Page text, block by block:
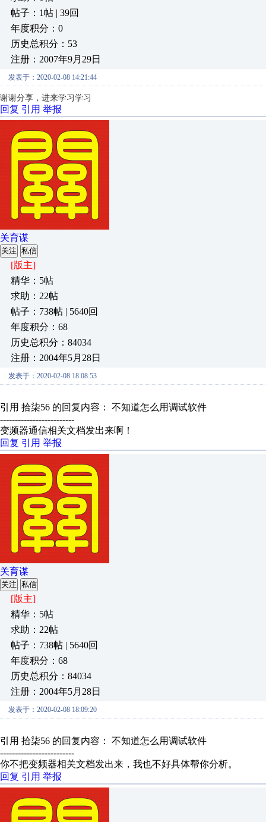
帖子：1帖 | 39回
年度积分：0
历史总积分：53
注册：2007年9月29日
发表于：2020-02-08 14:21:44
谢谢分享，进来学习学习
回复 引用 举报
关育谋
关注 私信
[版主]
精华：5帖
求助：22帖
帖子：738帖 | 5640回
年度积分：68
历史总积分：84034
注册：2004年5月28日
发表于：2020-02-08 18:08:53
引用 拾柒56 的回复内容： 不知道怎么用调试软件
-------------------------
变频器通信相关文档发出来啊！
回复 引用 举报
关育谋
关注 私信
[版主]
精华：5帖
求助：22帖
帖子：738帖 | 5640回
年度积分：68
历史总积分：84034
注册：2004年5月28日
发表于：2020-02-08 18:09:20
引用 拾柒56 的回复内容： 不知道怎么用调试软件
-------------------------
你不把变频器相关文档发出来，我也不好具体帮你分析。
回复 引用 举报